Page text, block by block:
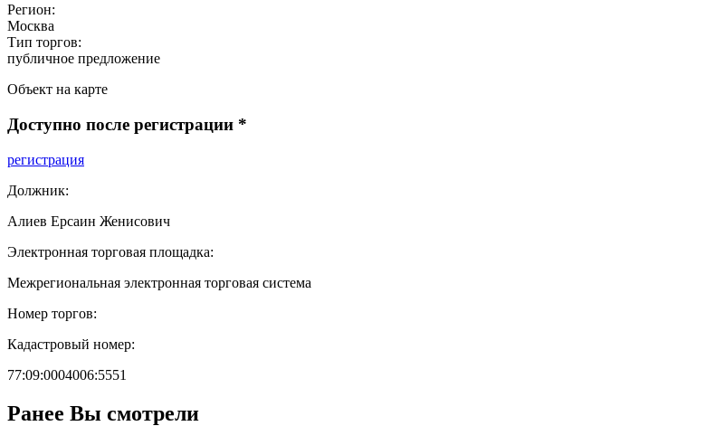
Регион:
Москва
Тип торгов:
публичное предложение
Объект на карте
Доступно после регистрации *
регистрация
Должник:
Алиев Ерсаин Женисович
Электронная торговая площадка:
Межрегиональная электронная торговая система
Номер торгов:
Кадастровый номер:
77:09:0004006:5551
Ранее Вы смотрели